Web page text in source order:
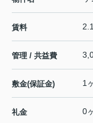
賃料
管理 / 共益費
敷金(保証金) 1
礼金 0